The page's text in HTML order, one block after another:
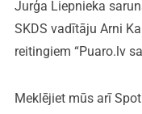
Jurģa Liepnieka
SKDS vadītāju Arni
reitingiem “Puaro.lv
Meklējiet mūs arī